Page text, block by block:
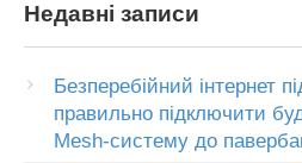
Недавні записи
Безперебійний інтернет
правильно підключити
Mesh-систему до